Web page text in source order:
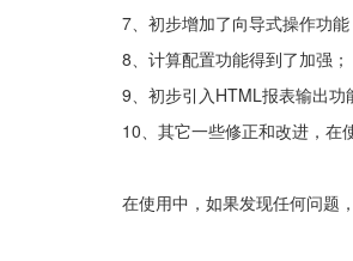
7、初步增加了向导式操作功能
8、计算配置功能得到了加强；
9、初步引入HTML报表输出功
10、其它一些修正和改进，在
在使用中，如果发现任何问题